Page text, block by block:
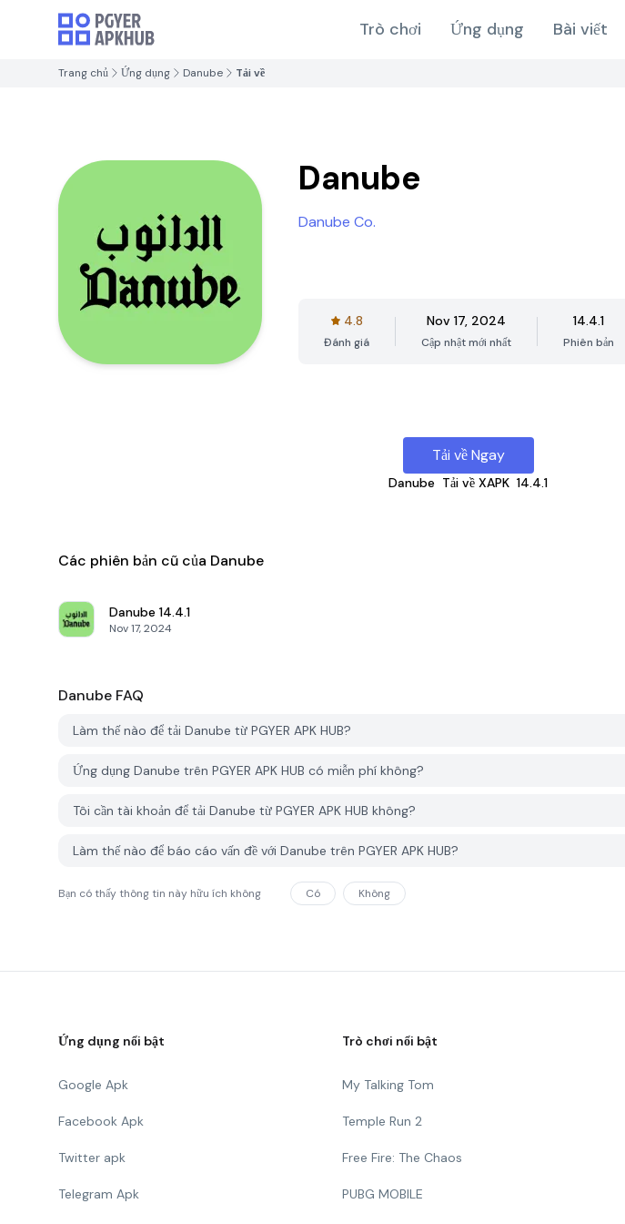
Trò chơi Ứng dụng Bài viết
Trang chủ Ứng dụng Danube Tải về
Danube
Danube Co.
4.8
Đánh giá
Nov 17, 2024
Cập nhật mới nhất
14.4.1
Phiên bản
Tải về Ngay
Danube Tải về XAPK 14.4.1
Các phiên bản cũ của Danube
Danube 14.4.1
Nov 17, 2024
Danube FAQ
Làm thế nào để tải Danube từ PGYER APK HUB?
Ứng dụng Danube trên PGYER APK HUB có miễn phí không?
Tôi cần tài khoản để tải Danube từ PGYER APK HUB không?
Làm thế nào để báo cáo vấn đề với Danube trên PGYER APK HUB?
Bạn có thấy thông tin này hữu ích không Có Không
Ứng dụng nổi bật
Google Apk
Facebook Apk
Twitter apk
Telegram Apk
Trò chơi nổi bật
My Talking Tom
Temple Run 2
Free Fire: The Chaos
PUBG MOBILE